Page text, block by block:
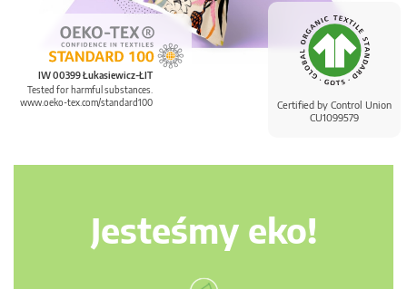
Certified by Control Union
CU1099579
IW 00399 Łukasiewicz-ŁIT
Tested for harmful substances.
www.oeko-tex.com/standard100
Jesteśmy eko!